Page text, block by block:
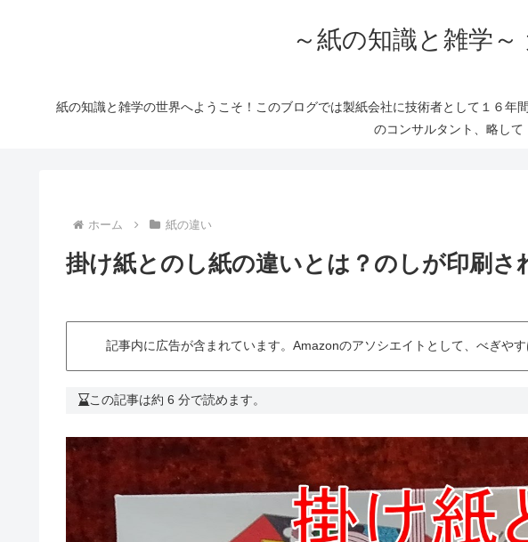
～紙の知識と雑学
紙の知識と雑学の世界へようこそ！このブログでは製紙会社に技術者として１６
のコンサルタント、略して
ホーム 紙の違い
掛け紙とのし紙の違いとは？のしが印刷さ
記事内に広告が含まれています。Amazonのアソシエイトとして、べぎや
この記事は約 6 分で読めます。